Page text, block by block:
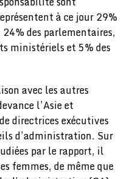
à ce jour 29%
24% des parlementaires,
ministériels et 5% des
avec les autres
l’Asie et
directrices exécutives
d’administration. Sur
par le rapport, il
femmes, de même que